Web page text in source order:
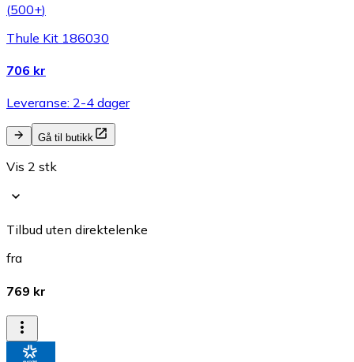
(500+)
Thule Kit 186030
706 kr
Leveranse: 2-4 dager
Gå til butikk
Vis 2 stk
Tilbud uten direktelenke
fra
769 kr